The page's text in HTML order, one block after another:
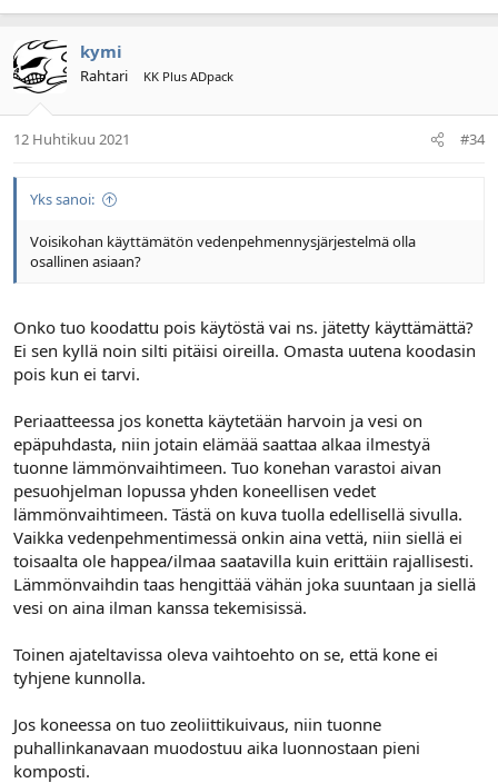
kymi
Rahtari KK Plus ADpack
12 Huhtikuu 2021 #34
Yks sanoi:
Voisikohan käyttämätön vedenpehmennysjärjestelmä olla
osallinen asiaan?
Onko tuo koodattu pois käytöstä vai ns. jätetty käyttämättä?
Ei sen kyllä noin silti pitäisi oireilla. Omasta uutena koodasin
pois kun ei tarvi.
Periaatteessa jos konetta käytetään harvoin ja vesi on
epäpuhdasta, niin jotain elämää saattaa alkaa ilmestyä
tuonne lämmönvaihtimeen. Tuo konehan varastoi aivan
pesuohjelman lopussa yhden koneellisen vedet
lämmönvaihtimeen. Tästä on kuva tuolla edellisellä sivulla.
Vaikka vedenpehmentimessä onkin aina vettä, niin siellä ei
toisaalta ole happea/ilmaa saatavilla kuin erittäin rajallisesti.
Lämmönvaihdin taas hengittää vähän joka suuntaan ja siellä
vesi on aina ilman kanssa tekemisissä.
Toinen ajateltavissa oleva vaihtoehto on se, että kone ei
tyhjene kunnolla.
Jos koneessa on tuo zeoliittikuivaus, niin tuonne
puhallinkanavaan muodostuu aika luonnostaan pieni
komposti.